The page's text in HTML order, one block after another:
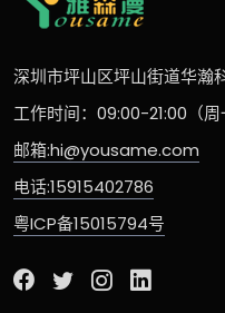
深圳市坪山区坪山街道华瀚
工作时间：09:00-21:00（周
邮箱:hi@yousame.com
电话:15915402786
粤ICP备15015794号